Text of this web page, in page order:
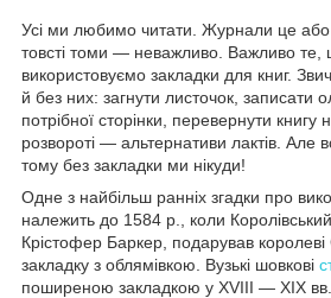
Усі ми любимо читати. Журнали це
товсті томи — неважливо. Важливо те,
використовуємо закладки для книг.
й без них: загнути листочок, записати
потрібної сторінки, перевернути книгу
розвороті — альтернативи лактів. Але
тому без закладки ми нікуди!
Одне з найбільш ранніх згадки про
належить до 1584 р., коли
Крістофер Баркер, подарував
закладку з облямівкою. Вузькі шовкові
поширеною закладкою у XVIII — XIX вв.,